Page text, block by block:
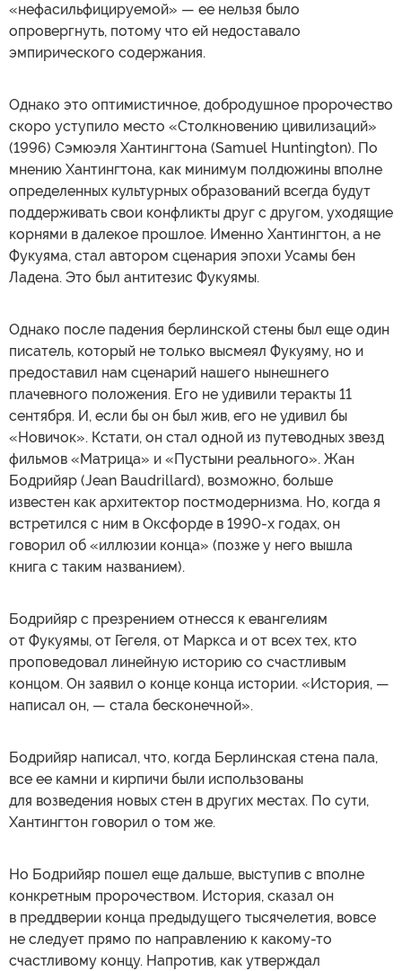
«нефасильфицируемой» — ее нельзя было
опровергнуть, потому что ей недоставало
эмпирического содержания.
Однако это оптимистичное, добродушное пророчество
скоро уступило место «Столкновению цивилизаций»
(1996) Сэмюэля Хантингтона (Samuel Huntington). По
мнению Хантингтона, как минимум полдюжины вполне
определенных культурных образований всегда будут
поддерживать свои конфликты друг с другом, уходящие
корнями в далекое прошлое. Именно Хантингтон, а не
Фукуяма, стал автором сценария эпохи Усамы бен
Ладена. Это был антитезис Фукуямы.
Однако после падения берлинской стены был еще один
писатель, который не только высмеял Фукуяму, но и
предоставил нам сценарий нашего нынешнего
плачевного положения. Его не удивили теракты 11
сентября. И, если бы он был жив, его не удивил бы
«Новичок». Кстати, он стал одной из путеводных звезд
фильмов «Матрица» и «Пустыни реального». Жан
Бодрийяр (Jean Baudrillard), возможно, больше
известен как архитектор постмодернизма. Но, когда я
встретился с ним в Оксфорде в 1990-х годах, он
говорил об «иллюзии конца» (позже у него вышла
книга с таким названием).
Бодрийяр с презрением отнесся к евангелиям
от Фукуямы, от Гегеля, от Маркса и от всех тех, кто
проповедовал линейную историю со счастливым
концом. Он заявил о конце конца истории. «История, —
написал он, — стала бесконечной».
Бодрийяр написал, что, когда Берлинская стена пала,
все ее камни и кирпичи были использованы
для возведения новых стен в других местах. По сути,
Хантингтон говорил о том же.
Но Бодрийяр пошел еще дальше, выступив с вполне
конкретным пророчеством. История, сказал он
в преддверии конца предыдущего тысячелетия, вовсе
не следует прямо по направлению к какому-то
счастливому концу. Напротив, как утверждал